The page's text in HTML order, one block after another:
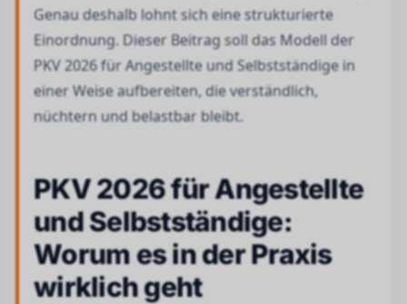
Genau deshalb lohnt sich eine strukturierte
Einordnung. Dieser Beitrag soll das Modell der
PKV 2026 für Angestellte und Selbstständige in
einer Weise aufbereiten, die verständlich,
nüchtern und belastbar bleibt.
PKV 2026 für Angestellte
und Selbstständige:
Worum es in der Praxis
wirklich geht